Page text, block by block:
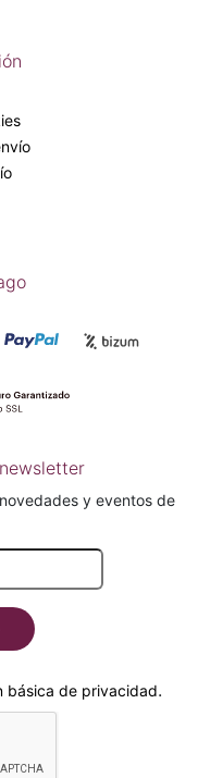
y eventos de
básica de privacidad.